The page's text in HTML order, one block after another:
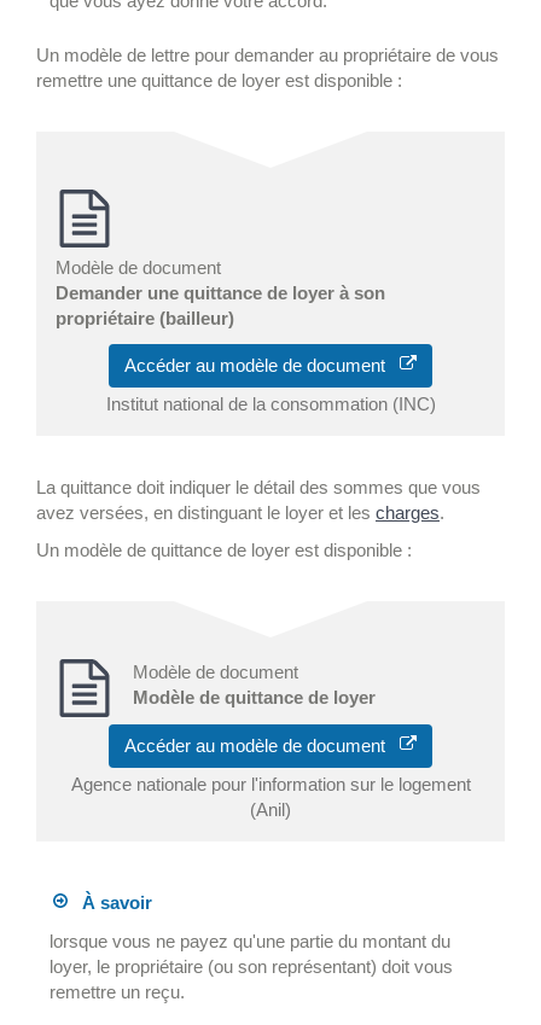
Un modèle de lettre pour demander au propriétaire de vous
remettre une quittance de loyer est disponible :
Modèle de document
Demander une quittance de loyer à son
propriétaire (bailleur)
Accéder au modèle de document
Institut national de la consommation (INC)
La quittance doit indiquer le détail des sommes que vous
avez versées, en distinguant le loyer et les charges.
Un modèle de quittance de loyer est disponible :
Modèle de document
Modèle de quittance de loyer
Accéder au modèle de document
Agence nationale pour l'information sur le logement
(Anil)
À savoir
lorsque vous ne payez qu'une partie du montant du
loyer, le propriétaire (ou son représentant) doit vous
remettre un reçu.